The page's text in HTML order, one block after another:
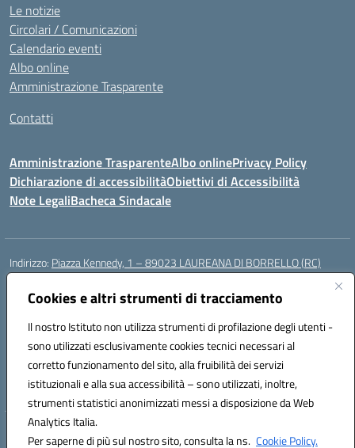
Cookies e altri strumenti di tracciamento
Il nostro Istituto non utilizza strumenti di profilazione degli utenti -
sono utilizzati esclusivamente cookies tecnici necessari al
corretto funzionamento del sito, alla fruibilità dei servizi
istituzionali e alla sua accessibilità – sono utilizzati, inoltre,
strumenti statistici anonimizzati messi a disposizione da Web
Analytics Italia.
Per saperne di più sul nostro sito, consulta la ns. Cookie Policy.
Le notizie
Circolari / Comunicazioni
Calendario eventi
Albo online
Amministrazione Trasparente
Contatti
Amministrazione TrasparenteAlbo onlinePrivacy Policy
Dichiarazione di accessibilitàObiettivi di Accessibilità
Note LegaliBacheca Sindacale
Indirizzo: Piazza Kennedy, 1 – 89023 LAUREANA DI BORRELLO (RC)
Centralino:
Posta elettronica certificata (PEC):rcic84800t@pec.istruzione.it
Codice fiscale: 82000940807
Codice meccanografico:RCIC84800T
Codice Indice delle Pubbliche Amministrazioni (IPA): istsc_rcic84800t
Codice unico di fatturazione (CUF): UF3A7N
Hosting & Powered by 3D Solution S.r.l.